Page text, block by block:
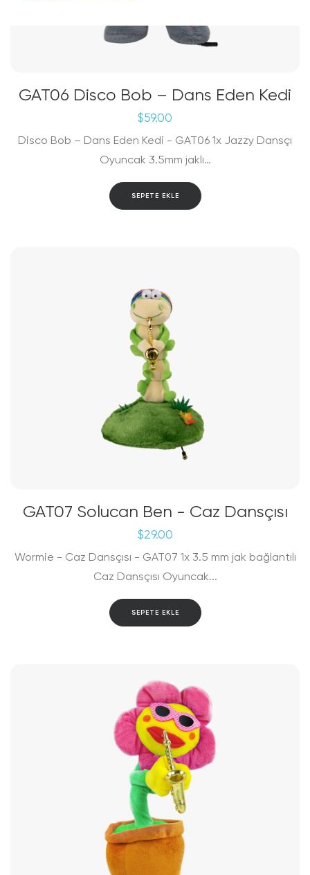
GAT06 Disco Bob – Dans Eden Kedi
$59.00
Disco Bob – Dans Eden Kedi - GAT06 1x Jazzy Dansçı
Oyuncak 3.5mm jaklı…
SEPETE EKLE
GAT07 Solucan Ben - Caz Dansçısı
$29.00
Wormie - Caz Dansçısı - GAT07 1x 3.5 mm jak bağlantılı
Caz Dansçısı Oyuncak...
SEPETE EKLE